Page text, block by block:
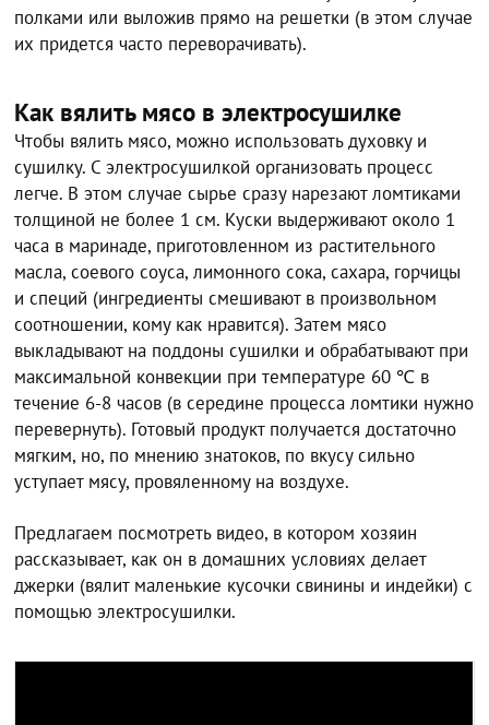
полками или выложив прямо на решетки (в этом случае
их придется часто переворачивать).
Как вялить мясо в электросушилке
Чтобы вялить мясо, можно использовать духовку и
сушилку. С электросушилкой организовать процесс
легче. В этом случае сырье сразу нарезают ломтиками
толщиной не более 1 см. Куски выдерживают около 1
часа в маринаде, приготовленном из растительного
масла, соевого соуса, лимонного сока, сахара, горчицы
и специй (ингредиенты смешивают в произвольном
соотношении, кому как нравится). Затем мясо
выкладывают на поддоны сушилки и обрабатывают при
максимальной конвекции при температуре 60 ℃ в
течение 6-8 часов (в середине процесса ломтики нужно
перевернуть). Готовый продукт получается достаточно
мягким, но, по мнению знатоков, по вкусу сильно
уступает мясу, провяленному на воздухе.
Предлагаем посмотреть видео, в котором хозяин
рассказывает, как он в домашних условиях делает
джерки (вялит маленькие кусочки свинины и индейки) с
помощью электросушилки.